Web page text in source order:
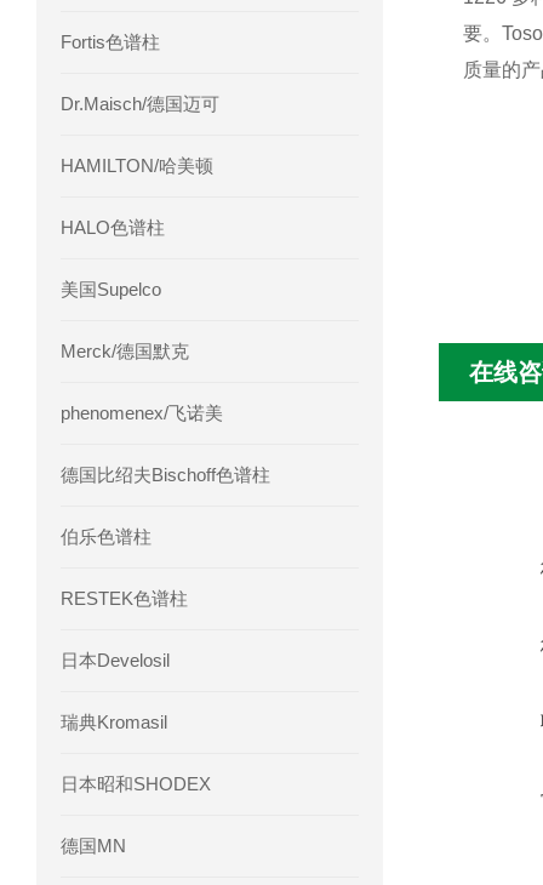
Fortis色谱柱
Dr.Maisch/德国迈可
HAMILTON/哈美顿
HALO色谱柱
美国Supelco
Merck/德国默克
phenomenex/飞诺美
德国比绍夫Bischoff色谱柱
伯乐色谱柱
RESTEK色谱柱
日本Develosil
瑞典Kromasil
日本昭和SHODEX
德国MN
要。
质量的
在线